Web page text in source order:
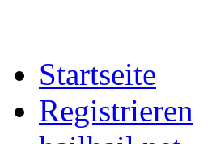
Startseite
Registrieren